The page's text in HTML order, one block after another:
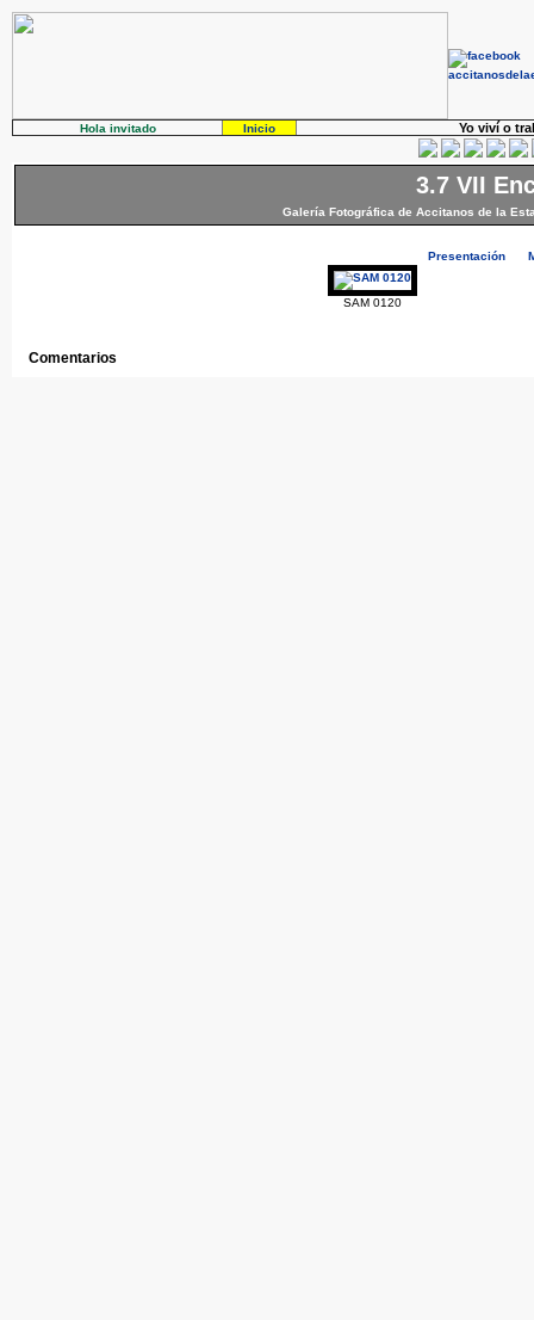
Hola invitado Inicio Yo viví o
3.7 VII
Galería Fotográfica de Accitanos de la
Presentación
SAM 0120
Comentarios